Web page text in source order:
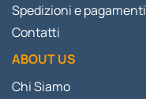
Spedizioni e pagamenti
Contatti
ABOUT US
Chi Siamo